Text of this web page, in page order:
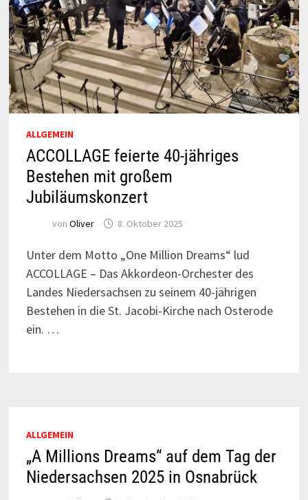
ALLGEMEIN
ACCOLLAGE feierte 40-jähriges
Bestehen mit großem
Jubiläumskonzert
von Oliver 8. Oktober 2025
Unter dem Motto „One Million Dreams“ lud
ACCOLLAGE – Das Akkordeon-Orchester des
Landes Niedersachsen zu seinem 40-jährigen
Bestehen in die St. Jacobi-Kirche nach Osterode
ein. …
ALLGEMEIN
„A Millions Dreams“ auf dem Tag der
Niedersachsen 2025 in Osnabrück